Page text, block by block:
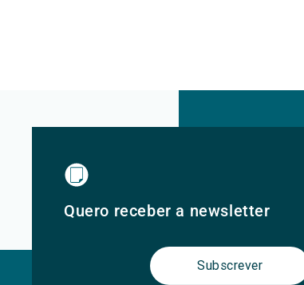
Quero receber a newsletter
Subscrever